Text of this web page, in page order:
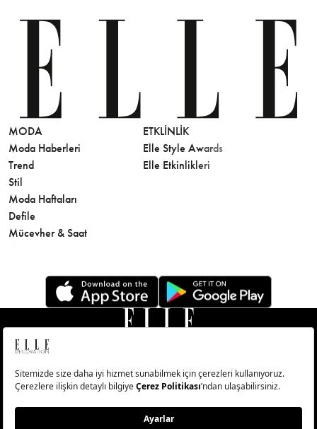
MODA
Moda Haberleri
Trend
Stil
Moda Haftaları
Defile
Mücevher & Saat
ETKLINLIK
Elle Style Awards
Elle Etkinlikleri
© Big Medya Teknoloji A.Ş. Altunizade Mahallesi Kuşbakışı